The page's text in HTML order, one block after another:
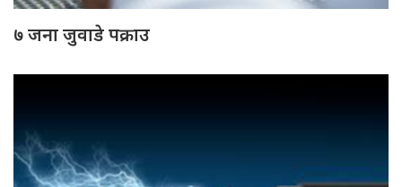
७ जना जुवाडे पक्राउ